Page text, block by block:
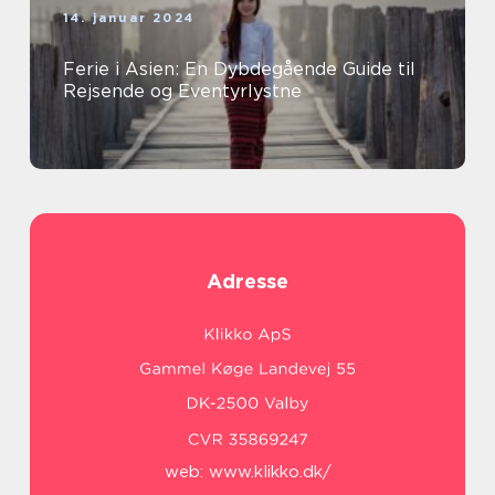
14. januar 2024
Ferie i Asien: En Dybdegående Guide til
Rejsende og Eventyrlystne
Adresse
web: www.klikko.dk/